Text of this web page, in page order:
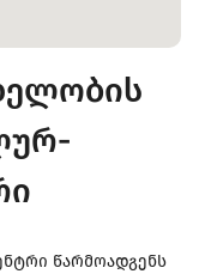
წარმოადგენს